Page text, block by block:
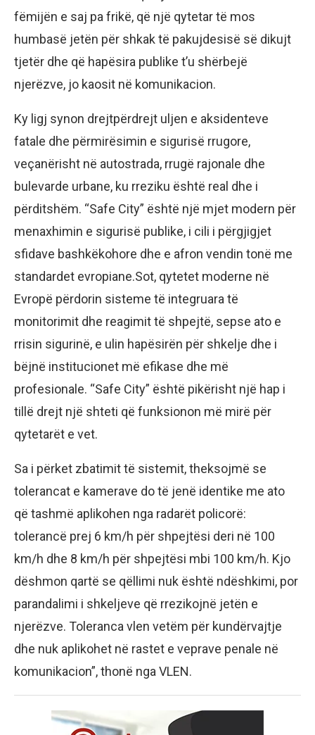
fëmijën e saj pa frikë, që një qytetar të mos
humbasë jetën për shkak të pakujdesisë së dikujt
tjetër dhe që hapësira publike t’u shërbejë
njerëzve, jo kaosit në komunikacion.
Ky ligj synon drejtpërdrejt uljen e aksidenteve
fatale dhe përmirësimin e sigurisë rrugore,
veçanërisht në autostrada, rrugë rajonale dhe
bulevarde urbane, ku rreziku është real dhe i
përditshëm. “Safe City” është një mjet modern për
menaxhimin e sigurisë publike, i cili i përgjigjet
sfidave bashkëkohore dhe e afron vendin tonë me
standardet evropiane.Sot, qytetet moderne në
Evropë përdorin sisteme të integruara të
monitorimit dhe reagimit të shpejtë, sepse ato e
rrisin sigurinë, e ulin hapësirën për shkelje dhe i
bëjnë institucionet më efikase dhe më
profesionale. “Safe City” është pikërisht një hap i
tillë drejt një shteti që funksionon më mirë për
qytetarët e vet.
Sa i përket zbatimit të sistemit, theksojmë se
tolerancat e kamerave do të jenë identike me ato
që tashmë aplikohen nga radarët policorë:
tolerancë prej 6 km/h për shpejtësi deri në 100
km/h dhe 8 km/h për shpejtësi mbi 100 km/h. Kjo
dëshmon qartë se qëllimi nuk është ndëshkimi, por
parandalimi i shkeljeve që rrezikojnë jetën e
njerëzve. Toleranca vlen vetëm për kundërvajtje
dhe nuk aplikohet në rastet e veprave penale në
komunikacion”, thonë nga VLEN.